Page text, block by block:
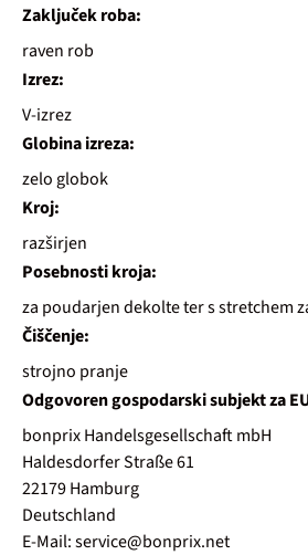
Zaključek roba:
raven rob
Izrez:
V-izrez
Globina izreza:
zelo globok
Kroj:
razširjen
Posebnosti kroja:
za poudarjen dekolte ter s stretchem
Čiščenje:
strojno pranje
Odgovoren gospodarski subjekt za
bonprix Handelsgesellschaft mbH
Haldesdorfer Straße 61
22179 Hamburg
Deutschland
E-Mail: service@bonprix.net